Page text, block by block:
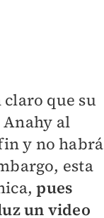
que su
al
y no habrá
esta
pues
un video